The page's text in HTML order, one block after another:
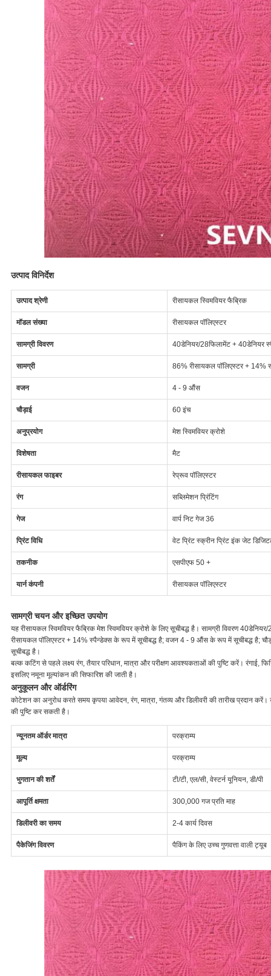
उत्पाद विनिर्देश
उत्पाद श्रेणी रीसायकल स्विमवियर फैब्रिक
मॉडल संख्या रीसायकल पॉलिएस्टर
सामग्री विवरण 40डेनियर/28फिलामेंट + 40डेनियर
सामग्री 86% रीसायकल पॉलिएस्टर + 14%
वजन 4 - 9 औंस
चौड़ाई 60 इंच
अनुप्रयोग मेश स्विमवियर क्रोशे
विशेषता मैट
रीसायकल फाइबर रेप्रूव पॉलिएस्टर
रंग सब्लिमेशन प्रिंटिंग
गेज वार्प निट गेज 36
प्रिंट विधि वेट प्रिंट स्क्रीन प्रिंट इंक जेट
तकनीक एसपीएफ 50 +
यार्न कंपनी रीसायकल पॉलिएस्टर
सामग्री चयन और इच्छित उपयोग
यह रीसायकल स्विमवियर फैब्रिक मेश स्विमवियर क्रोशे के लिए सूचीबद्ध है। सामग्री विवरण
रीसायकल पॉलिएस्टर + 14% स्पैन्डेक्स के रूप में सूचीबद्ध है; वजन 4 - 9 औंस के रूप में सूचीबद्ध है;
सूचीबद्ध है।
बल्क कटिंग से पहले लक्ष्य रंग, तैयार परिधान, मात्रा और परीक्षण आवश्यकताओं की पुष्टि करें। रंगाई,
इसलिए नमूना मूल्यांकन की सिफारिश की जाती है।
अनुकूलन और ऑर्डरिंग
कोटेशन का अनुरोध करते समय कृपया आवेदन, रंग, मात्रा, गंतव्य और डिलीवरी की तारीख प्रदान करें।
की पुष्टि कर सकती है।
न्यूनतम ऑर्डर मात्रा परक्राम्य
मूल्य परक्राम्य
भुगतान की शर्तें टी/टी, एल/सी, वेस्टर्न यूनियन, डी/पी
आपूर्ति क्षमता 300,000 गज प्रति माह
डिलीवरी का समय 2-4 कार्य दिवस
पैकेजिंग विवरण पैकिंग के लिए उच्च गुणवत्ता वाली ट्यूब